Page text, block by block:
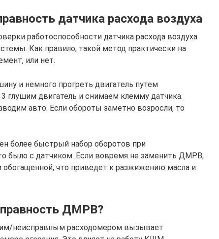
датчика расхода воздуха
работоспособности датчика расхода воздуха
Как правило, такой метод практически на
или нет.
и немного прогреть двигатель путем
глушим двигатель и снимаем клемму датчика.
авто. Если обороты заметно возросли, то
более быстрый набор оборотов при
было с датчиком. Если вовремя не заменить ДМРВ,
что приведет к разжижению масла и
ДМРВ?
неисправным расходомером вызывает